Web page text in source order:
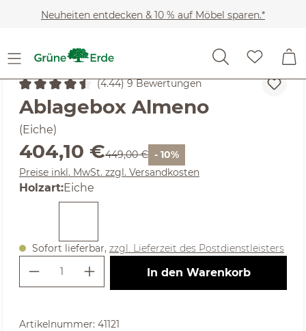
Zum Hauptinhalt springen
Neuheiten entdecken & 10 % auf Möbel sparen.*
Möbel Betten
Durchschnittliche Bewertung von 4.44 von 5 Sternen
(4.44) 9 Bewertungen
Ablagebox Almeno
(Eiche)
Verkaufspreis:
404,10 €Regulärer Preis:
449,00 € - 10%
Preise inkl. MwSt. zzgl. Versandkosten
Holzartauswählen
:Eiche
Sofort lieferbar, zzgl. Lieferzeit des Postdienstleisters
Produkt Anzahl: Gib den
In den Warenkorb
Artikelnummer: 41121